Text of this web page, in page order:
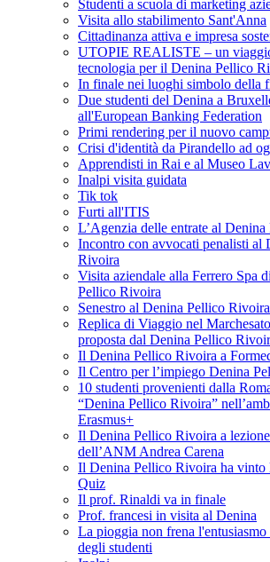
Studenti a scuola di marketing
Visita allo stabilimento Sant'Anna
Cittadinanza attiva e impresa
UTOPIE REALISTE – un
tecnologia per il Denina Pellico
In finale nei luoghi simbolo della
Due studenti del Denina a
all'European Banking Federation
Primi rendering per il nuovo
Crisi d'identità da Pirandello ad
Apprendisti in Rai e al Museo
Inalpi visita guidata
Tik tok
Furti all'ITIS
L’Agenzia delle entrate al
Incontro con avvocati penalisti al
Rivoira
Visita aziendale alla Ferrero Spa
Pellico Rivoira
Senestro al Denina Pellico Rivoira
Replica di Viaggio nel
proposta dal Denina Pellico
Il Denina Pellico Rivoira a
Il Centro per l’impiego Denina
10 studenti provenienti dalla
“Denina Pellico Rivoira”
Erasmus+
Il Denina Pellico Rivoira a
dell’ANM Andrea Carena
Il Denina Pellico Rivoira ha vinto
Quiz
Il prof. Rinaldi va in finale
Prof. francesi in visita al Denina
La pioggia non frena l'entusiasmo
degli studenti